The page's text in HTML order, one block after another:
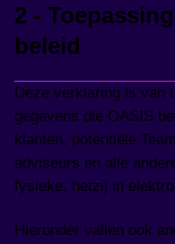
2 -
beleid
Deze verklaring is van
gegevens die OASIS
klanten, potentiële
adviseurs en alle
fysieke, hetzij in
Hieronder vallen ook